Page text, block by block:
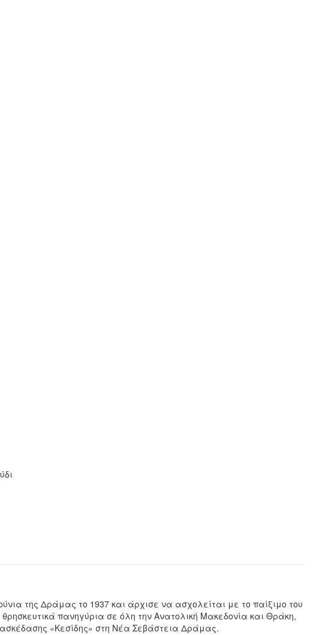
της Δράμας το 1937 και άρχισε να ασχολείται με το παίξιμο του
πανηγύρια σε όλη την Ανατολική Μακεδονία και Θράκη,
«Κεσίδης» στη Νέα Σεβάστεια Δράμας.